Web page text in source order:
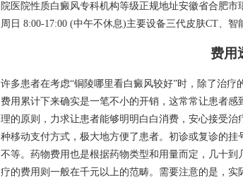
院医院性质白癜风专科机构等级正规地址安徽省合肥市
周日 8:00-17:00 (中午不休息)主要设备三代皮肤CT、
费用
许多患者在考虑“铜陵哪里看白癜风较好”时，除了治疗
费用累计下来确实是一笔不小的开销，这常常让患者
理的原则，力求让患者能够明明白白消费，安心接受治
种移动支付方式，极大地方便了患者。初诊或复诊的挂
不等。药物费用也是根据药物类型和用量而定，几十到
疗的费用则一般在千元以上的范畴。需要注意的是，实